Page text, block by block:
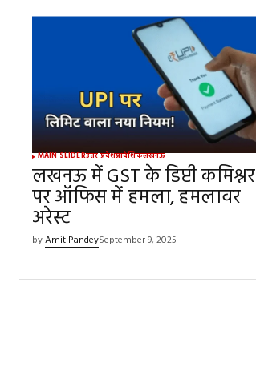
MAIN SLIDERउत्तर प्रदेशप्रादेशिकलखनऊ
लखनऊ में GST के डिप्टी कमिश्नर
पर ऑफिस में हमला, हमलावर
अरेस्ट
byAmit PandeySeptember 9, 2025